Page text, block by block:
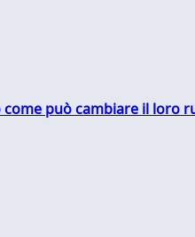
può cambiare il loro